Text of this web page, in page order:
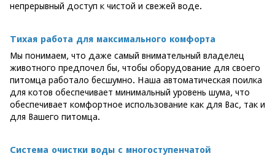
непрерывный доступ к чистой и свежей воде.
Тихая работа для максимального комфорта
Мы понимаем, что даже самый внимательный владелец
животного предпочел бы, чтобы оборудование для своего
питомца работало бесшумно. Наша автоматическая поилка
для котов обеспечивает минимальный уровень шума, что
обеспечивает комфортное использование как для Вас, так и
для Вашего питомца.
Система очистки воды с многоступенчатой